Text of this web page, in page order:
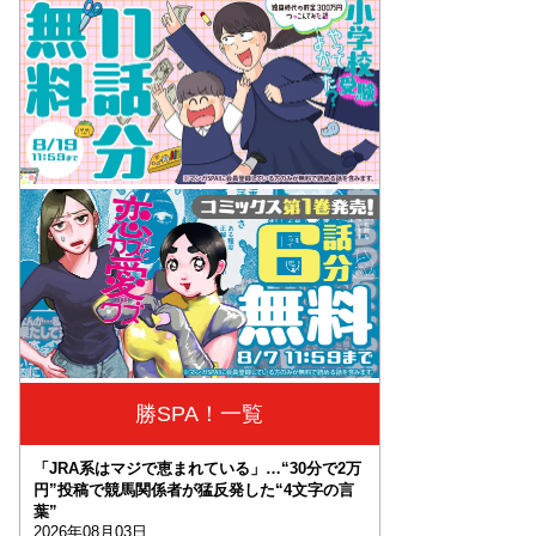
勝SPA！一覧
「JRA系はマジで恵まれている」…“30分で2万
円”投稿で競馬関係者が猛反発した“4文字の言
葉”
2026年08月03日